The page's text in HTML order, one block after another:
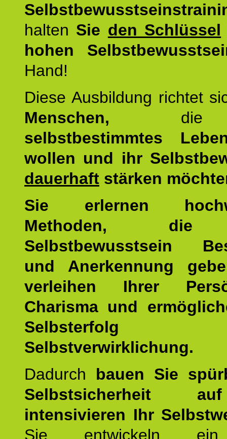
halten Sie den Schlüssel
hohen
Hand!
Diese Ausbildung richtet
Menschen,
selbstbestimmtes
wollen und ihr
dauerhaft stärken
Sie erlernen
Methoden, die
Selbstbewusstsein
und Anerkennung
verleihen Ihrer
Charisma und
Selbstverwirklichung.
Dadurch bauen Sie
Selbstsicherheit
intensivieren Ihr
Sie entwickeln ein